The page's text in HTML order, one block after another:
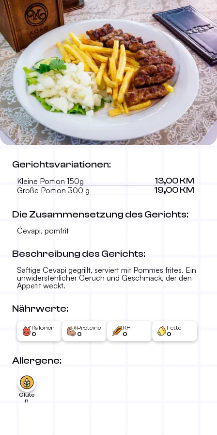
Cevapi
Gerichtsvariationen:
Kleine Portion 150g 13,00 KM
Große Portion 300 g 19,00 KM
Die Zusammensetzung des Gerichts:
Ćevapi, pomfrit
Beschreibung des Gerichts:
Saftige Cevapi gegrillt, serviert mit Pommes frites. Ein
unwiderstehlicher Geruch und Geschmack, der den
Appetit weckt.
Nährwerte:
Kalorien
0
Proteine
0
KH
0
Fette
0
Allergene:
Glute
n